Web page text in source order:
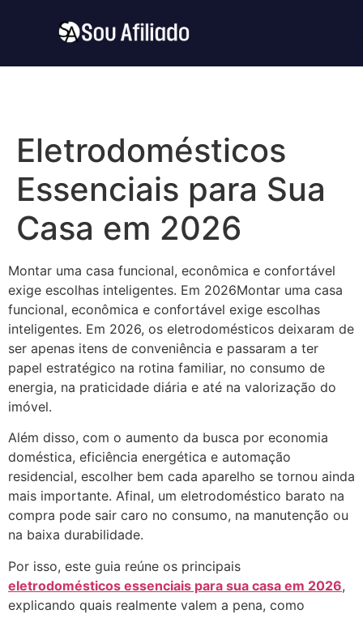
Eletrodomésticos
Essenciais para Sua
Casa em 2026
Montar uma casa funcional, econômica e confortável
exige escolhas inteligentes. Em 2026Montar uma casa
funcional, econômica e confortável exige escolhas
inteligentes. Em 2026, os eletrodomésticos deixaram de
ser apenas itens de conveniência e passaram a ter
papel estratégico na rotina familiar, no consumo de
energia, na praticidade diária e até na valorização do
imóvel.
Além disso, com o aumento da busca por economia
doméstica, eficiência energética e automação
residencial, escolher bem cada aparelho se tornou ainda
mais importante. Afinal, um eletrodoméstico barato na
compra pode sair caro no consumo, na manutenção ou
na baixa durabilidade.
Por isso, este guia reúne os principais
eletrodomésticos essenciais para sua casa em 2026,
explicando quais realmente valem a pena, como